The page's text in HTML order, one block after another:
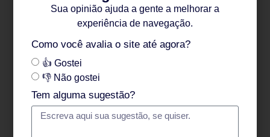
Sua opinião ajuda a gente a melhorar a
experiência de navegação.
Como você avalia o site até agora?
👍 Gostei
👎 Não gostei
Tem alguma sugestão?